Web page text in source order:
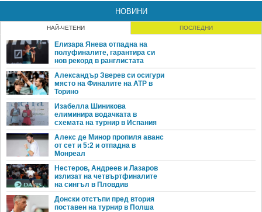
НОВИНИ
НАЙ-ЧЕТЕНИ ПОСЛЕДНИ
Елизара Янева отпадна на
полуфиналите, гарантира си
нов рекорд в ранглистата
Александър Зверев си осигури
място на Финалите на ATP в
Торино
Изабелла Шиникова
елиминира водачката в
схемата на турнир в Испания
Алекс де Минор пропиля аванс
от сет и 5:2 и отпадна в
Монреал
Нестеров, Андреев и Лазаров
излизат на четвъртфиналите
на сингъл в Пловдив
Донски отстъпи пред втория
поставен на турнир в Полша